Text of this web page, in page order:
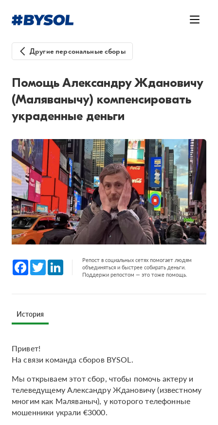
Другие персональные сборы
Помощь Александру Ждановичу
(Маляванычу) компенсировать
украденные деньги
Facebook
Twitter LinkedInРепост в социальных сетях помогает людям
объединяться и быстрее собирать деньги.
Поддержи репостом — это тоже помощь.
История
Привет!
На связи команда сборов BYSOL.
Мы открываем этот сбор, чтобы помочь актеру и
телеведущему Александру Ждановичу (известному
многим как Маляваныч), у которого телефонные
мошенники украли €3000.